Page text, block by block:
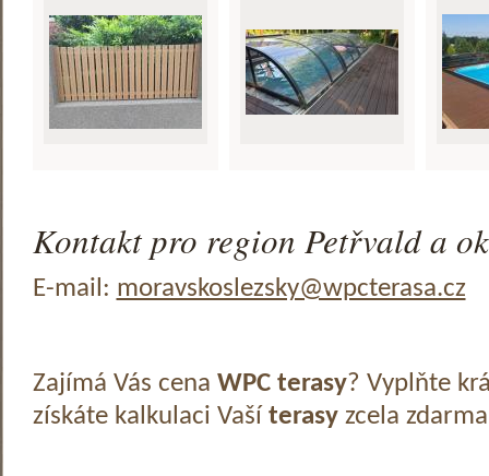
Kontakt pro region Petřvald a
E-mail: moravskoslezsky@wpcterasa.cz
Zajímá Vás cena WPC terasy? Vyplňte
získáte kalkulaci Vaší terasyzcela